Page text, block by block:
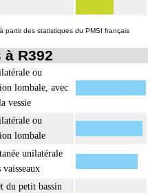
partir des statistiques du PMSI français
R392
ou
lombale, avec
vessie
ou
lombale
unilatérale
du petit bassin